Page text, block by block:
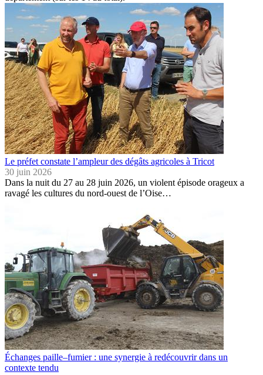
Le préfet constate l’ampleur des dégâts agricoles à Tricot
30 juin 2026
Dans la nuit du 27 au 28 juin 2026, un violent épisode orageux a
ravagé les cultures du nord-ouest de l’Oise…
Échanges paille–fumier : une synergie à redécouvrir dans un
contexte tendu